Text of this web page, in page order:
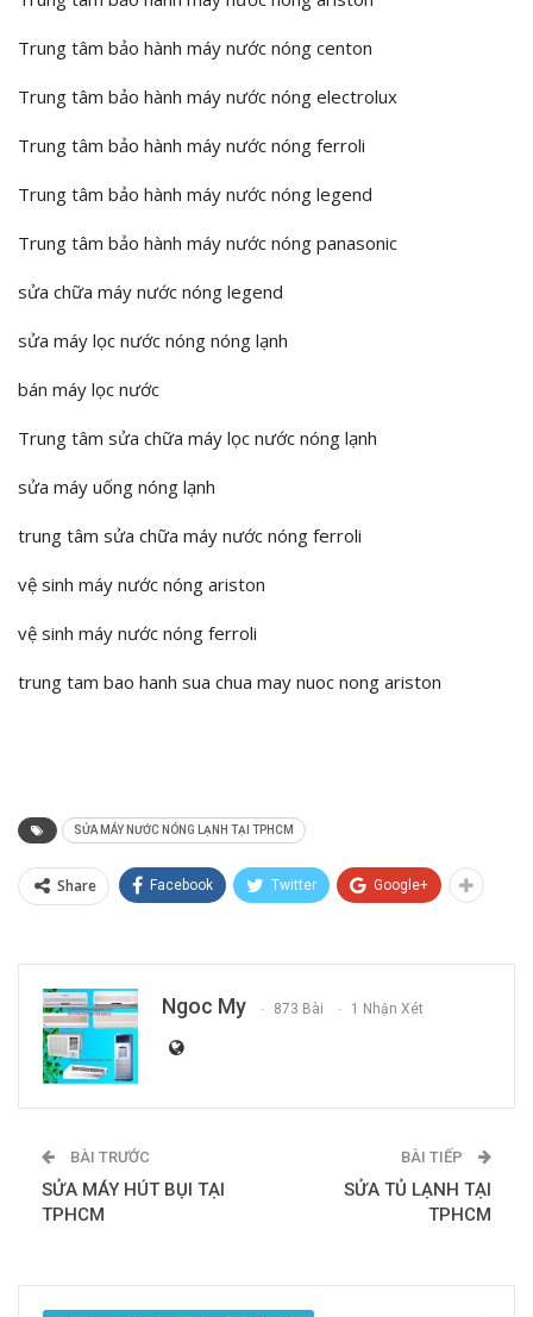
Trung tâm bảo hành máy nước nóng centon
Trung tâm bảo hành máy nước nóng electrolux
Trung tâm bảo hành máy nước nóng ferroli
Trung tâm bảo hành máy nước nóng legend
Trung tâm bảo hành máy nước nóng panasonic
sửa chữa máy nước nóng legend
sửa máy lọc nước nóng nóng lạnh
bán máy lọc nước
Trung tâm sửa chữa máy lọc nước nóng lạnh
sửa máy uống nóng lạnh
trung tâm sửa chữa máy nước nóng ferroli
vệ sinh máy nước nóng ariston
vệ sinh máy nước nóng ferroli
trung tam bao hanh sua chua may nuoc nong ariston
SỬA MÁY NƯỚC NÓNG LẠNH TẠI TPHCM
Share Facebook Twitter Google+
Ngoc My 873 Bài 1 Nhận Xét
BÀI TRƯỚC
SỬA MÁY HÚT BỤI TẠI
TPHCM
BÀI TIẾP
SỬA TỦ LẠNH TẠI
TPHCM